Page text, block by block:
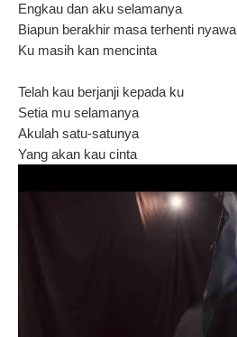
Engkau dan aku selamanya
Biapun berakhir masa terhenti nyawa
Ku masih kan mencinta
Telah kau berjanji kepada ku
Setia mu selamanya
Akulah satu-satunya
Yang akan kau cinta